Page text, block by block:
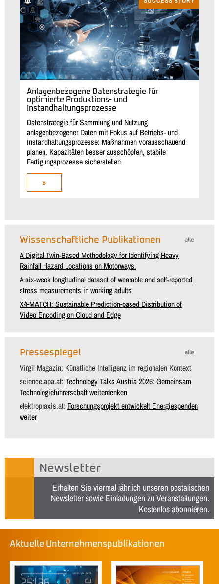
Anlagenbezogene Datenstrategie für
optimierte Produktions- und
Instandhaltungsprozesse
Datenstrategie für Sammlung und Nutzung
anlagenbezogener Daten mit Fokus auf Betriebs- und
Instandhaltungsprozesse: Maßnahmen vorausschauend
planen, Kapazitäten besser ausschöpfen, stabile
Fertigungsprozesse sicherstellen.
»
alle
Wissenschaftliche Publikationen
A Digital Twin-Based Methodology for Identifying Heavy
Rainfall Hazard Locations on Motorways.
A six-week longitudinal dataset of wearable and self-reported
stress measurements in working adults
X4-MATCH: Sustainable Prediction-based Distribution of
Video Encoding on Cloud and Edge
alle
Pressespiegel
Virgil Magazin: Künstliche Intelligenz im regionalen Kontext
science.apa.at: Technology Talks Austria 2026: Gemeinsam
Technologieführerschaft weiterdenken
elektropraxis.at: Forschungsprojekt entwickelt Energiespenden
weiter
Newsletter
Erhalten Sie viermal jährlich unseren postalischen
Newsletter sowie Einladungen zu Veranstaltungen.
Kostenlos abonnieren.
Aktuelle Unternehmenspublikationen